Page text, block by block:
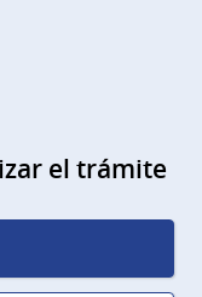
el trámite